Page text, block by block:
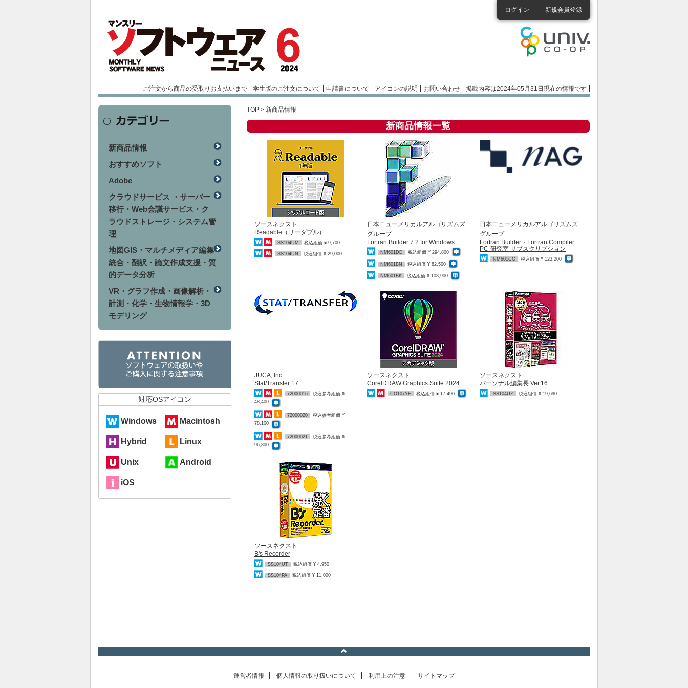
ログイン 新規会員登録
ご注文から商品の受取りお支払いまで 学生版のご注文について 申請書について アイコンの説明 お問い合わせ 掲載内容は2024年05月31日現在の情報です
TOP > 新商品情報
新商品情報一覧
ソースネクスト
Readable（リーダブル）
SS104UM 税込組価 ¥ 9,700
SS104UN 税込組価 ¥ 29,000
日本ニューメリカルアルゴリズムズ
グループ
Fortran Builder 7.2 for Windows
NM601DD 税込組価 ¥ 294,800
NM601BN 税込組価 ¥ 82,500
NM601BK 税込組価 ¥ 108,900
日本ニューメリカルアルゴリズムズ
グループ
Fortran Builder・Fortran Compiler
PC-研究室 サブスクリプション
NM601CG 税込組価 ¥ 123,200
JUCA, Inc.
Stat/Transfer 17
72000016 税込参考組価 ¥
48,400
72000020 税込参考組価 ¥
78,100
72000021 税込参考組価 ¥
96,800
ソースネクスト
CorelDRAW Graphics Suite 2024
CO107YE 税込組価 ¥ 17,490
ソースネクスト
パーソナル編集長 Ver.16
SS104UZ 税込組価 ¥ 19,690
ソースネクスト
B's Recorder
SS104UT 税込組価 ¥ 4,950
SS104PA 税込組価 ¥ 11,000
新商品情報
おすすめソフト
Adobe
クラウドサービス ・サーバー
移行・Web会議サービス・ク
ラウドストレージ・システム管
理
地図GIS・マルチメディア編集
統合・翻訳・論文作成支援・質
的データ分析
VR・グラフ作成・画像解析・
計測・化学・生物情報学・3D
モデリング
対応OSアイコン
Windows Macintosh
Hybrid Linux
Unix Android
iOS
運営者情報 個人情報の取り扱いについて 利用上の注意 サイトマップ